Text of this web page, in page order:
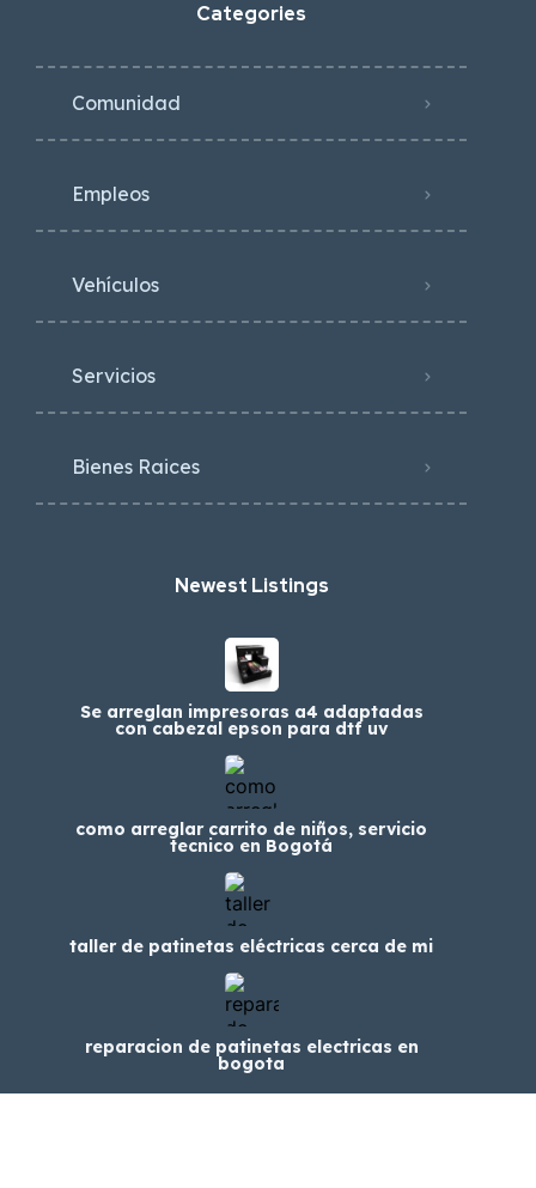
Categories
Comunidad
Empleos
Vehículos
Servicios
Bienes Raices
Newest Listings​
Se arreglan impresoras a4 adaptadas
con cabezal epson para dtf uv
como arreglar carrito de niños, servicio
tecnico en Bogotá
taller de patinetas eléctricas cerca de mi
reparacion de patinetas electricas en
bogota